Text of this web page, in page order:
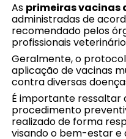
As primeiras vacinas
administradas de
recomendado pelos
profissionais
Geralmente, o
aplicação de vacinas
contra diversas
É importante ressaltar
procedimento
realizado de forma
visando o bem-estar e